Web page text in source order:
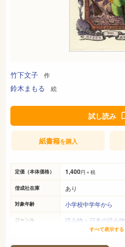
竹下文子 作
鈴木まもる 絵
定価（本体価格） 1,400円＋税
偕成社在庫 あり
対象年齢 小学校中学年から
ジャンル 読み物 > 日本の読み物
すべて表示する
試し読み
紙書籍を購入